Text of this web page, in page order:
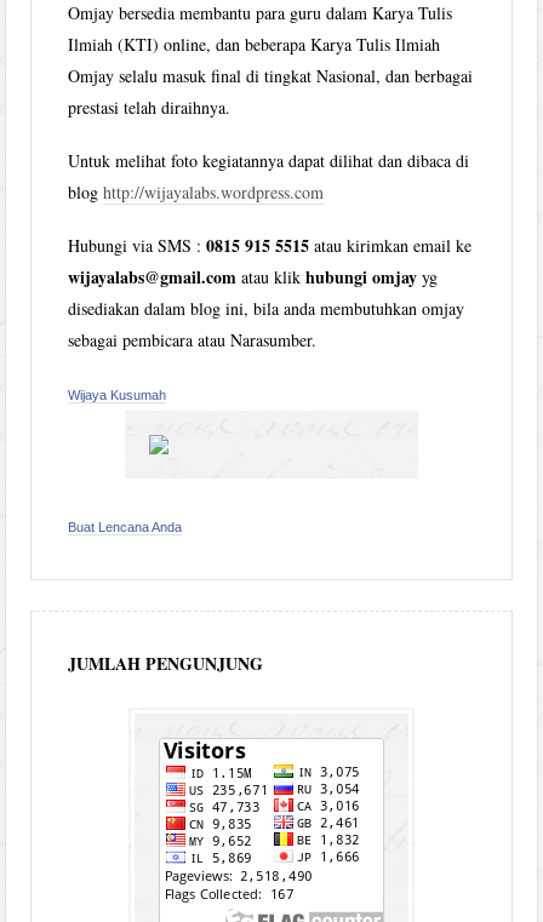
Omjay bersedia membantu para guru dalam Karya Tulis
Ilmiah (KTI) online, dan beberapa Karya Tulis Ilmiah
Omjay selalu masuk final di tingkat Nasional, dan berbagai
prestasi telah diraihnya.
Untuk melihat foto kegiatannya dapat dilihat dan dibaca di
bloghttp://wijayalabs.wordpress.com
Hubungi via SMS :0815 915 5515 atau kirimkan email ke
wijayalabs@gmail.com atau klikhubungi omjay yg
disediakan dalam blog ini, bila anda membutuhkan omjay
sebagai pembicara atau Narasumber.
Wijaya Kusumah
Buat Lencana Anda
JUMLAH PENGUNJUNG